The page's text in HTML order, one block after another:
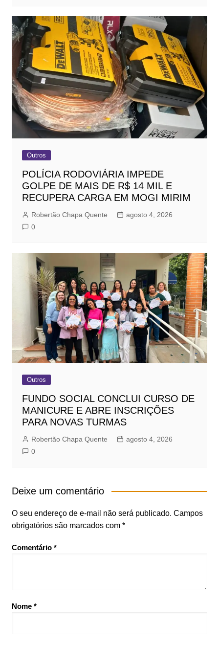
Outros
POLÍCIA RODOVIÁRIA IMPEDE
GOLPE DE MAIS DE R$ 14 MIL E
RECUPERA CARGA EM MOGI MIRIM
Robertão Chapa Quente
agosto 4, 2026
0
Outros
FUNDO SOCIAL CONCLUI CURSO DE
MANICURE E ABRE INSCRIÇÕES
PARA NOVAS TURMAS
Robertão Chapa Quente
agosto 4, 2026
0
Deixe um comentário
O seu endereço de e-mail não será publicado. Campos
obrigatórios são marcados com *
Comentário *
Nome *